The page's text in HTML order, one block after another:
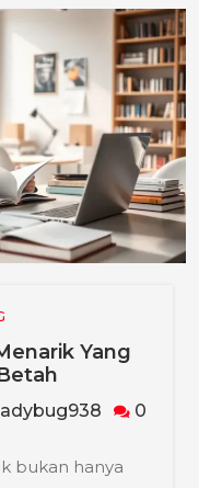
Yang
Cara
Artikel
Yang
0
bukan hanya